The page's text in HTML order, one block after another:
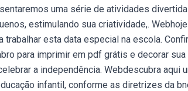
uma série de atividades
estimulando sua criatividade,.
esta data especial na escola.
para imprimir em pdf grátis e decorar
a independência. Webdescubra aqui
infantil, conforme as diretrizes da